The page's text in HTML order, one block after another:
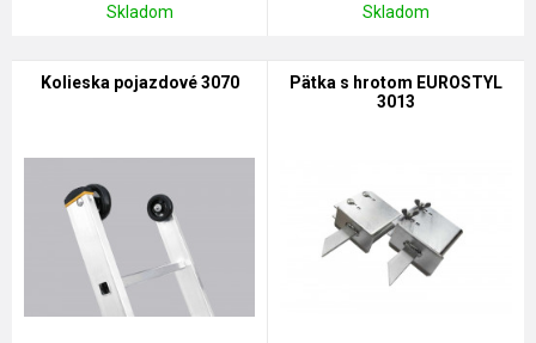
Skladom Skladom
Kolieska pojazdové 3070
Pätka s hrotom EUROSTYL
3013